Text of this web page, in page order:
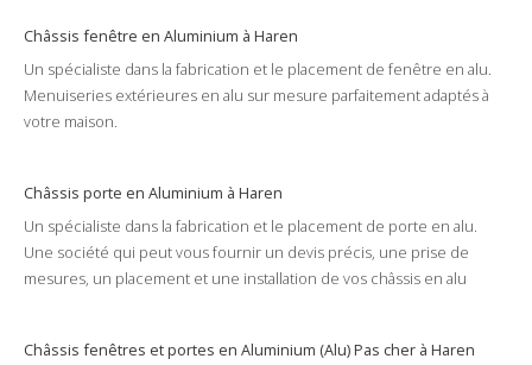
Châssis fenêtre en Aluminium à Haren
Un spécialiste dans la fabrication et le placement de fenêtre en alu.
Menuiseries extérieures en alu sur mesure parfaitement adaptés à
votre maison.
Châssis porte en Aluminium à Haren
Un spécialiste dans la fabrication et le placement de porte en alu.
Une société qui peut vous fournir un devis précis, une prise de
mesures, un placement et une installation de vos châssis en alu
Châssis fenêtres etportes en Aluminium (Alu)Pas cher à Haren